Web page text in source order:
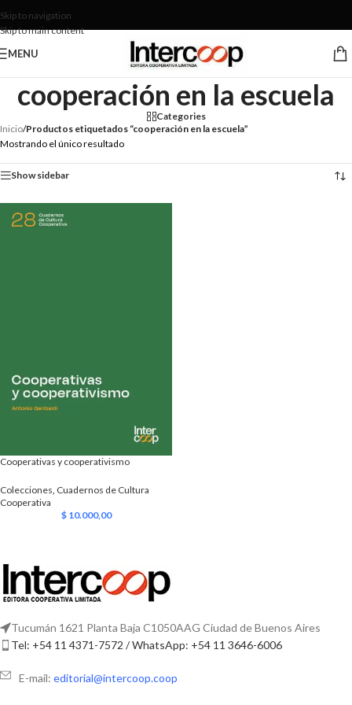
Skip to navigation
Skip to main content
MENU
cooperación en la escuela
Categories
Inicio/Productos etiquetados “cooperación en la escuela”
Mostrando el único resultado
Show sidebar
Cooperativas y cooperativismo
Colecciones Cuadernos de Cultura
Cooperativa
$10.000,00
Tucumán 1621 Planta Baja C1050AAG Ciudad de Buenos Aires
Tel: +54 11 4371-7572 / WhatsApp: +54 11 3646-6006
E-mail: editorial@intercoop.coop